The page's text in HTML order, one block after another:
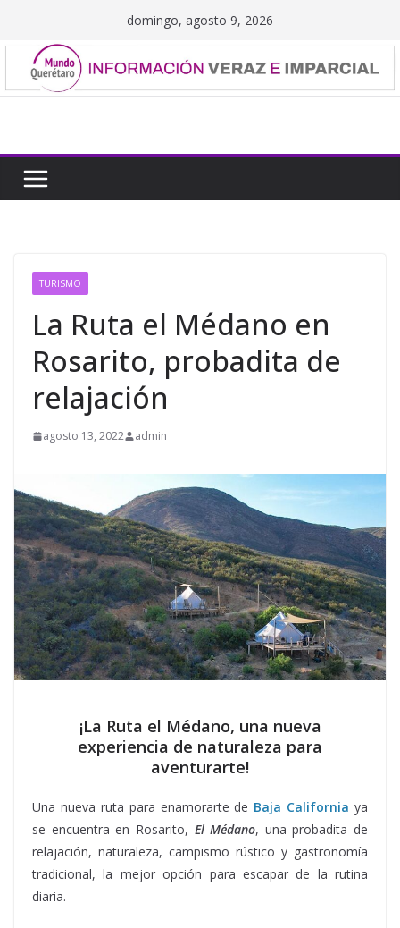
contenido
domingo, agosto 9, 2026
TURISMO
La Ruta el Médano en
Rosarito, probadita de
relajación
agosto 13, 2022 admin
¡La Ruta el Médano, una nueva
experiencia de naturaleza para
aventurarte!
Una nueva ruta para enamorarte de Baja California ya
se encuentra en Rosarito, El Médano, una probadita de
relajación, naturaleza, campismo rústico y gastronomía
tradicional, la mejor opción para escapar de la rutina
diaria.